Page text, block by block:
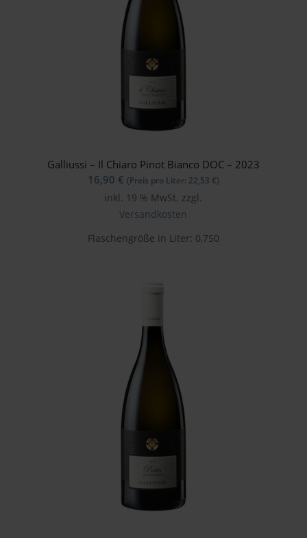
Galliussi – Il Chiaro Pinot Bianco DOC – 2023
16,90 € (Preis pro Liter: 22,53 €)
inkl. 19 % MwSt. zzgl.
Versandkosten
Flaschengröße in Liter: 0,750